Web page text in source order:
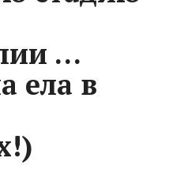
…
ела в